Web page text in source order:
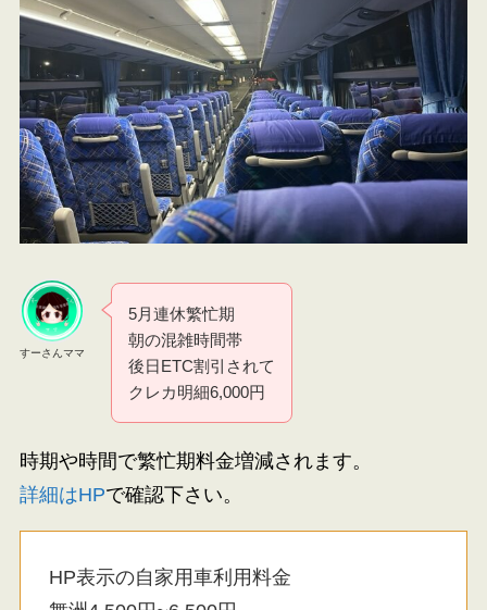
すーさんママ
5月連休繁忙期
朝の混雑時間帯
後日ETC割引されて
クレカ明細6,000円
時期や時間で繁忙期料金増減されます。
詳細はHPで確認下さい。
HP表示の自家用車利用料金